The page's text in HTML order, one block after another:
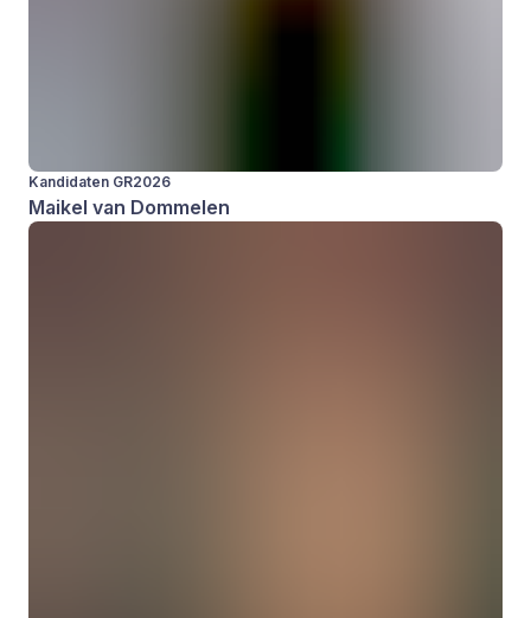
Kandidaten GR2026
Maikel van Dommelen